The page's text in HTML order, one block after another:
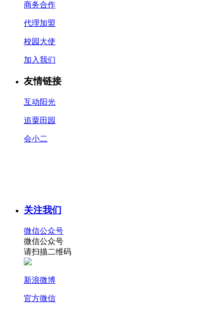
商务合作
代理加盟
校园大使
加入我们
友情链接
互动阳光
追粟田园
会小二
关注我们
微信公众号
微信公众号
请扫描二维码
新浪微博
官方微信